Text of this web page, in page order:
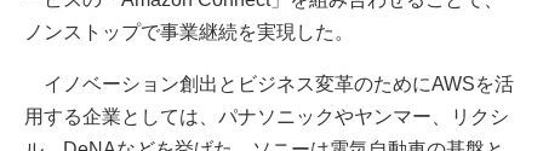
ノンストップで事業継続を実現した。
イノベーション創出とビジネス変革のためにAWSを活
用する企業としては、パナソニックやヤンマー、リクシ